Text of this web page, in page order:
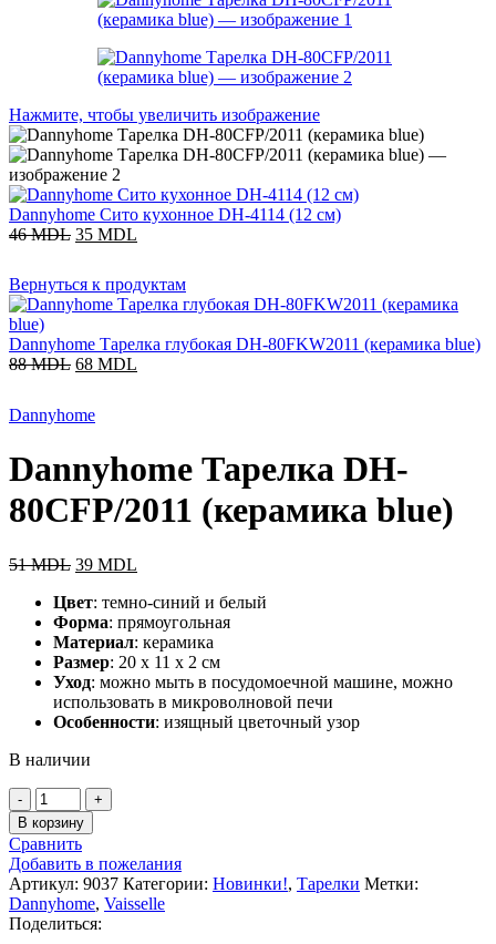
Нажмите, чтобы увеличить изображение
Dannyhome Сито кухонное DH-4114 (12 см)
46MDL 35 MDL
Вернуться к продуктам
Dannyhome Тарелка глубокая DH-80FKW2011 (керамика blue)
88MDL 68 MDL
Dannyhome
Dannyhome Тарелка DH-
80CFP/2011 (керамика blue)
51MDL 39 MDL
Цвет: темно-синий и белый
Форма: прямоугольная
Материал: керамика
Размер: 20 x 11 x 2 см
Уход: можно мыть в посудомоечной машине, можно
использовать в микроволновой печи
Особенности: изящный цветочный узор
В наличии
В корзину
Сравнить
Добавить в пожелания
Артикул: 9037 Категории: Новинки!, Тарелки Метки:
Dannyhome, Vaisselle
Поделиться: